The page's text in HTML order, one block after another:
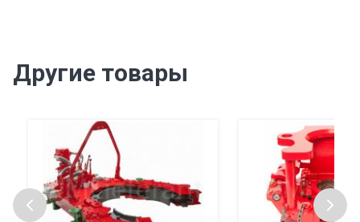
Другие товары